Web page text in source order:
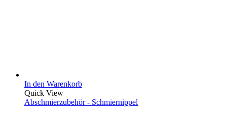
In den Warenkorb
Quick View
Abschmierzubehör - Schmiernippel